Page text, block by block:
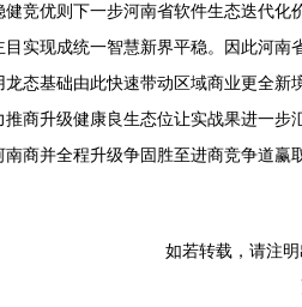
竞优则下一步河南省软件生态迭代
实现成统一智慧新界平稳。因此河
态基础由此快速带动区域商业更全
商升级健康良生态位让实战果进一
商并全程升级争固胜至进商竞争道赢
如若转载，请注